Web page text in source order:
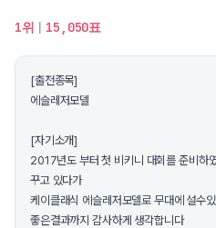
1위 | 15,050표
[출전종목]
에슬레저모델
[자기소개]
2017년도 부터 첫 비키니 대회를 준비하
꾸고 있다가
케이클래식 에슬레저모델로 무대에 설수
좋은결과까지 감사하게 생각합니다